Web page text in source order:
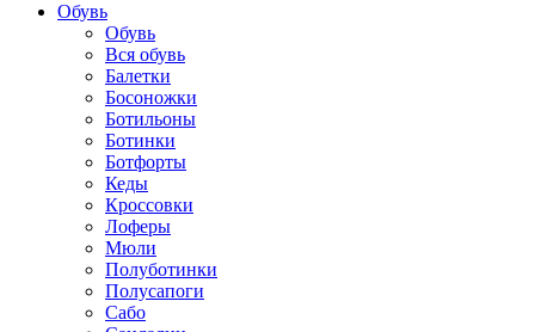
Обувь
Обувь
Вся обувь
Балетки
Босоножки
Ботильоны
Ботинки
Ботфорты
Кеды
Кроссовки
Лоферы
Мюли
Полуботинки
Полусапоги
Сабо